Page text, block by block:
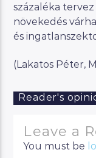
százaléka
növekedés
és
(Lakatos Péter,
Reader's
Leave a
You must be